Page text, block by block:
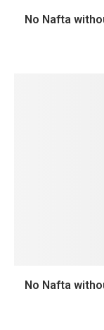
No Nafta
No Nafta